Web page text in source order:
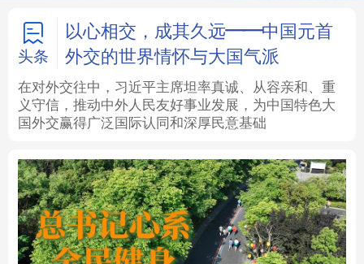
学术中国 乡村振兴 银龄 溯源中国
城市 旅游 能源
彩票 娱乐 时尚 悦读
文化产业
头条
以心相交，成其久远——中国元首
外交的世界情怀与大国气派
在对外交往中，习近平主席坦率真诚、从容亲和、重
义守信，推动中外人民友好事业发展，为中国特色大
国外交赢得广泛国际认同和深厚民意基础